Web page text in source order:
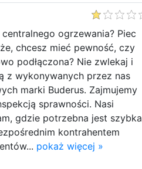
ogrzewania? Piec
chcesz mieć pewność, czy
podłączona? Nie zwlekaj i
z wykonywanych przez nas
marki Buderus. Zajmujemy
sprawności. Nasi
gdzie potrzebna jest szybka
kontrahentem
pokaż więcej »